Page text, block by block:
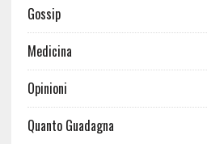
Gossip
Medicina
Opinioni
Quanto Guadagna